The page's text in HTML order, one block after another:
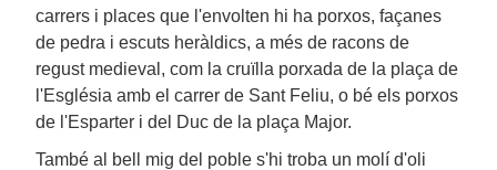
carrers i places que l'envolten hi ha porxos, façanes
de pedra i escuts heràldics, a més de racons de
regust medieval, com la cruïlla porxada de la plaça de
l'Església amb el carrer de Sant Feliu, o bé els porxos
de l'Esparter i del Duc de la plaça Major.
També al bell mig del poble s'hi troba un molí d'oli